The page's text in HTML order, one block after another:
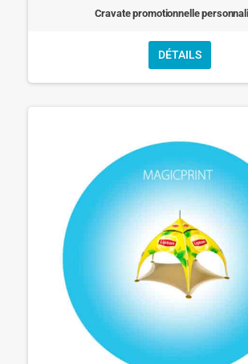
Cravate promotionnelle
DÉTAILS